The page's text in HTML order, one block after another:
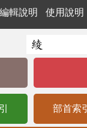
編輯說明 使用說明
部首索引